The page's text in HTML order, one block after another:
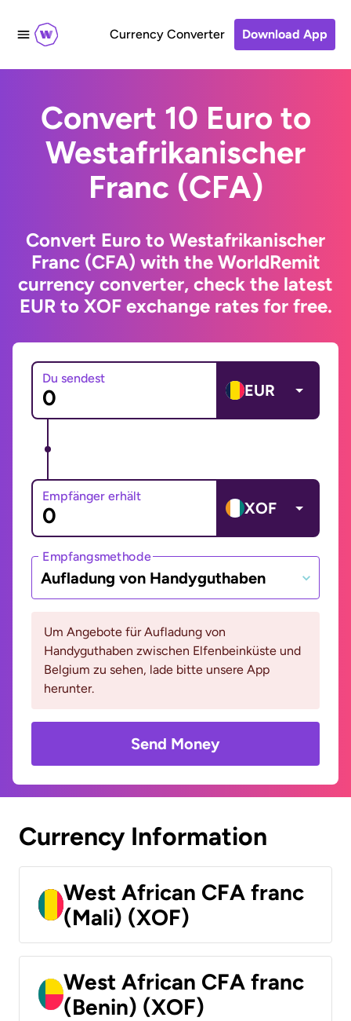
Currency Converter Download App
Convert 10 Euro to
Westafrikanischer
Franc (CFA)
Convert Euro to Westafrikanischer
Franc (CFA) with the WorldRemit
currency converter, check the latest
EUR to XOF exchange rates for free.
Du sendest
EUR
Empfänger erhält
XOF
Empfangsmethode
Aufladung von Handyguthaben
Um Angebote für Aufladung von
Handyguthaben zwischen Elfenbeinküste und
Belgium zu sehen, lade bitte unsere App
herunter.
Send Money
Currency Information
West African CFA franc
(Mali) (XOF)
West African CFA franc
(Benin) (XOF)